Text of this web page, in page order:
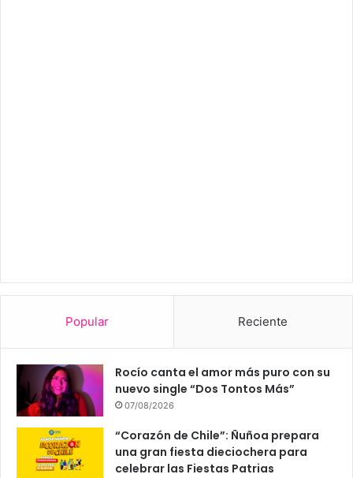
Popular Reciente
Rocío canta el amor más puro con su
nuevo single “Dos Tontos Más”
07/08/2026
“Corazón de Chile”: Ñuñoa prepara
una gran fiesta dieciochera para
celebrar las Fiestas Patrias